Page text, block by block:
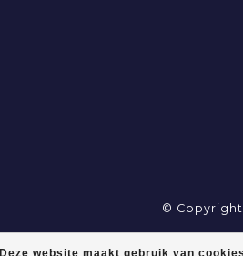
Deze website maakt gebruik van
©